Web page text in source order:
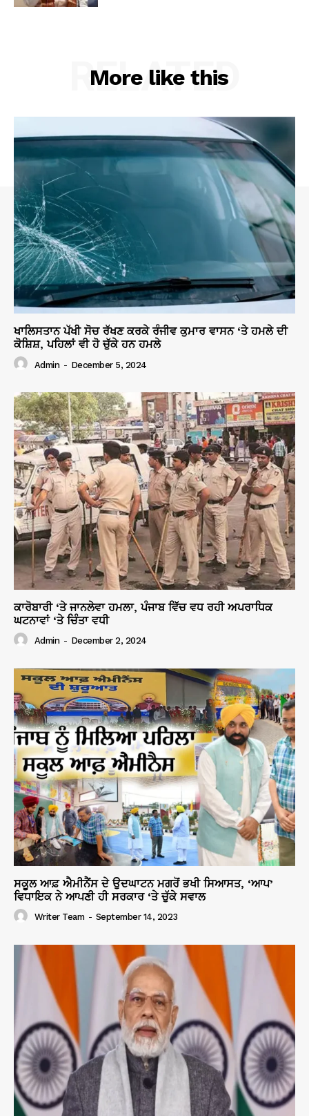
More like this
RELATED
ਖਾਲਿਸਤਾਨ ਪੱਖੀ ਸੋਚ ਰੱਖਣ ਕਰਕੇ ਰੰਜੀਵ ਕੁਮਾਰ ਵਾਸਨ ‘ਤੇ ਹਮਲੇ ਦੀ
ਕੋਸ਼ਿਸ਼, ਪਹਿਲਾਂ ਵੀ ਹੋ ਚੁੱਕੇ ਹਨ ਹਮਲੇ
Admin - December 5, 2024
ਕਾਰੋਬਾਰੀ ‘ਤੇ ਜਾਨਲੇਵਾ ਹਮਲਾ, ਪੰਜਾਬ ਵਿੱਚ ਵਧ ਰਹੀ ਅਪਰਾਧਿਕ
ਘਟਨਾਵਾਂ ‘ਤੇ ਚਿੰਤਾ ਵਧੀ
Admin - December 2, 2024
ਸਕੂਲ ਆਫ਼ ਐਮੀਨੈਂਸ ਦੇ ਉਦਘਾਟਨ ਮਗਰੋਂ ਭਖੀ ਸਿਆਸਤ, ‘ਆਪ’
ਵਿਧਾਇਕ ਨੇ ਆਪਣੀ ਹੀ ਸਰਕਾਰ ‘ਤੇ ਚੁੱਕੇ ਸਵਾਲ
Writer Team - September 14, 2023